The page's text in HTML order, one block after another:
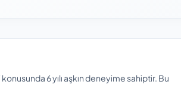
6 yılı aşkın deneyime sahiptir. Bu